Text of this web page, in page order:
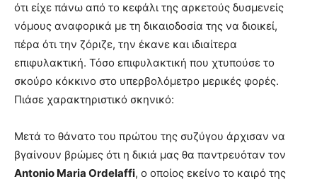
ότι είχε πάνω από το κεφάλι της αρκετούς δυσμενείς
νόμους αναφορικά με τη δικαιοδοσία της να διοικεί,
πέρα ότι την ζόριζε, την έκανε και ιδιαίτερα
επιφυλακτική. Τόσο επιφυλακτική που χτυπούσε το
σκούρο κόκκινο στο υπερβολόμετρο μερικές φορές.
Πιάσε χαρακτηριστικό σκηνικό:
Μετά το θάνατο του πρώτου της συζύγου άρχισαν να
βγαίνουν βρώμες ότι η δικιά μας θα παντρευόταν τον
Antonio Maria Ordelaffi, ο οποίος εκείνο το καιρό της